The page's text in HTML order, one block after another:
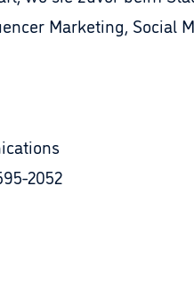
Marketing, Social
2052